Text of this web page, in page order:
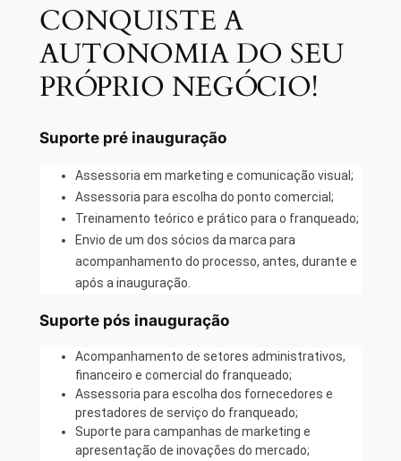
CONQUISTE A
AUTONOMIA DO SEU
PRÓPRIO NEGÓCIO!
Suporte pré inauguração
Assessoria em marketing e comunicação visual;
Assessoria para escolha do ponto comercial;
Treinamento teórico e prático para o franqueado;
Envio de um dos sócios da marca para
acompanhamento do processo, antes, durante e
após a inauguração.
Suporte pós inauguração
Acompanhamento de setores administrativos,
financeiro e comercial do franqueado;
Assessoria para escolha dos fornecedores e
prestadores de serviço do franqueado;
Suporte para campanhas de marketing e
apresentação de inovações do mercado;